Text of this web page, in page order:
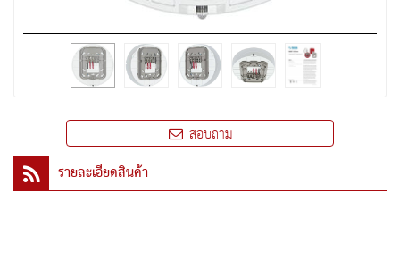
สอบถาม
รายละเอียดสินค้า